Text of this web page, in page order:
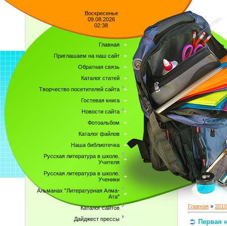
Воскресенье
09.08.2026
02:38
Главная
Приглашаем на наш сайт
Обратная связь
Каталог статей
Творчество посетителей сайта
Гостевая книга
Новости сайта
Фотоальбом
Каталог файлов
Наша библиотечка
Русская литература в школе.
Учителя
Русская литература в школе.
Ученики
Альманах "Литературная Алма-
Ата"
Каталог сайтов
Дайджест прессы
Главная » 2010
Первая